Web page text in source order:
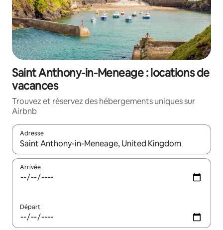
Saint Anthony-in-Meneage : locations de
vacances
Trouvez et réservez des hébergements uniques sur
Airbnb
Adresse
Lorsque les résultats s'affichent, utilisez les flèches vers le
Arrivée
Départ